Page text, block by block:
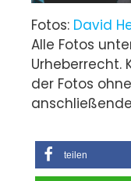
Fotos: David
Alle Fotos
Urheberrecht.
der Fotos
teilen